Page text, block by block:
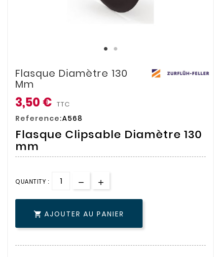
Flasque Diamètre 130
Mm
3,50 € TTC
Reference:A568
Flasque Clipsable Diamètre 130
mm
QUANTITY :
 AJOUTER AU PANIER